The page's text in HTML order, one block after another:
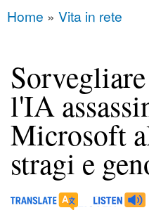
You are here
Home » Vita in rete
l'IA
Microsoft
stragi e